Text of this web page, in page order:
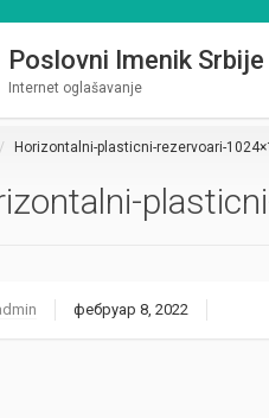
Poslovni Imenik Srbije
Internet oglašavanje
Horizontalni-plasticni-rezervoari-
фебруар 8, 2022